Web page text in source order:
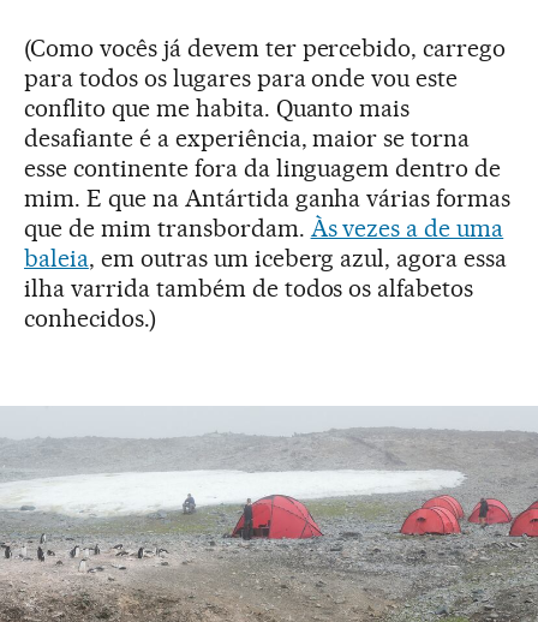
(Como vocês já devem ter percebido, carrego
para todos os lugares para onde vou este
conflito que me habita. Quanto mais
desafiante é a experiência, maior se torna
esse continente fora da linguagem dentro de
mim. E que na Antártida ganha várias formas
que de mim transbordam. Às vezes a de uma
baleia, em outras um iceberg azul, agora essa
ilha varrida também de todos os alfabetos
conhecidos.)